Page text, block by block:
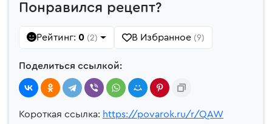
Понравился рецепт?
Рейтинг: 0 (2) В Избранное (9)
Поделиться ссылкой:
Короткая ссылка: https://povarok.ru/r/QAW